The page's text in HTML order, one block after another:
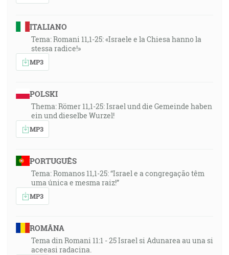
ITALIANO
Tema: Romani 11,1-25: «Israele e la Chiesa hanno la
stessa radice!»
MP3
POLSKI
Thema: Römer 11,1-25: Israel und die Gemeinde haben
ein und dieselbe Wurzel!
MP3
PORTUGUÊS
Tema: Romanos 11,1-25: “Israel e a congregação têm
uma única e mesma raiz!”
MP3
ROMÂNA
Tema din Romani 11:1 - 25 Israel si Adunarea au una si
aceeasi radacina.